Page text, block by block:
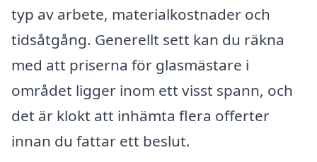
typ av arbete, materialkostnader och
tidsåtgång. Generellt sett kan du räkna
med att priserna för glasmästare i
området ligger inom ett visst spann, och
det är klokt att in­hämta flera offerter
innan du fattar ett beslut.